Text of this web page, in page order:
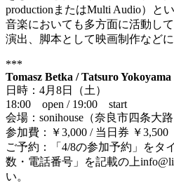
productionまたはMulti Audio）と
音楽においても多方面に活動し
演出、脚本として映画制作などに
***
Tomasz Betka / Tatsuro
日時：4月8日（土）
18:00 open / 19:00 start
会場：sonihouse（奈良市四条大路
参加費：￥3,000 / 当日券 ￥3,500
ご予約：「4/8の参加予約」をタ
数・電話番号」を記載の上
い。